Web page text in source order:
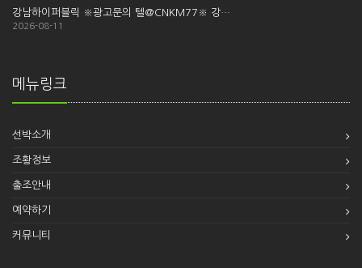
강남하이퍼블릭 ※광고문의 텔@CNKM77※ 강…
2026-08-11
메뉴링크
선박소개
조황정보
출조안내
예약하기
커뮤니티